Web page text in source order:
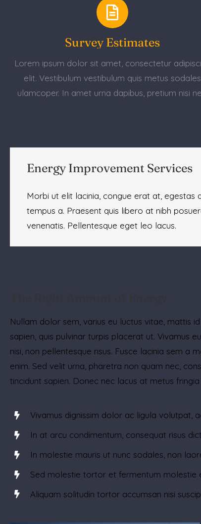
Survey Estimates
Lorem ipsum dolor sit amet, consectetur
elit. Vestibulum vestibulum quis metus sodales
ulamcoper. In amet urna dapibus, pretium nisi
Energy Improvement Services
Morbi ut elit lacinia, congue erat at, egestas
tempus a. Praesent quis libero at nibh
venenatis. Pellentesque eget leo lacus.
Nullam dolor sem, varius eu luctus vitae, mattis
sapien, quis pulvinar turpis placerat ut. Vivamus
nisi, non pellentesque risus. Fusce lacinia sem a
enim. Sed velit urna, pharetra non quam nec,
tincidunt sapien. Donec nec lacus at metus
Vivamus dignissim dolor ac ligula volutpat,
In at arcu condimentum, consequat risus
In molestie mauris ut nunc sodales, non
Sed molestie tortor et fermentum molestie
Aliquam solitudin tortor accumsan nisi